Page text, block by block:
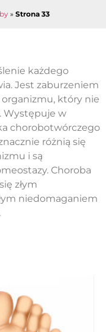
» Strona 33
każdego
Jest zaburzeniem
który nie
Występuje w
chorobotwórczego
różnią się
i są
Choroba
złym
niedomaganiem